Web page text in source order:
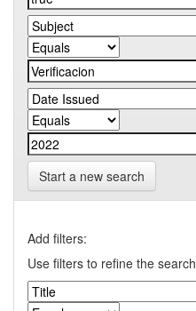
Start a new search
Add filters:
Use filters to refine the